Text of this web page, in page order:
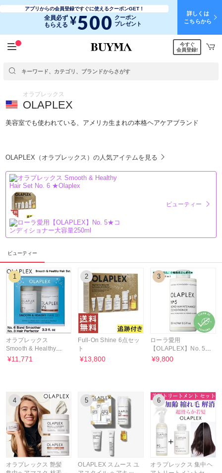
アプリからの会員登録ですぐに使えるクーポンGET！
全員必ず
もらえる ¥500 クーポン
プレゼント
詳しくは
こちらから
今すぐ
会員登録!
オラプレックス
OLAPLEX
美容室でも使われている、アメリカ生まれの本格ヘアケアブランド
OLAPLEX（オラプレックス）の人気アイテムを見る
ビューティー
ビューティー
1
オラプレックス
Smooth & Healthy
Hair Set No. 6
¥11,771
2
Full-On Shine 6点セッ
ト
¥13,800
3
ローラ愛用
【OLAPLEX】No. 5★
コンディショナー大容
¥9,800
4
オラプレックス 艶髪
5
OLAPLEX スムース ユ
6
オラプレックス 集中ヘ